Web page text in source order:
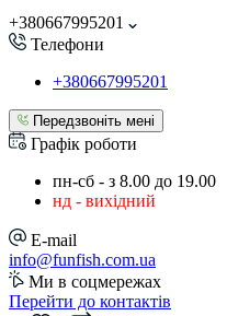
+380667995201
Телефони
+380667995201
Передзвоніть мені
Графік роботи
пн-сб - з 8.00 до 19.00
нд - вихідний
E-mail
info@funfish.com.ua
Ми в соцмережах
Перейти до контактів